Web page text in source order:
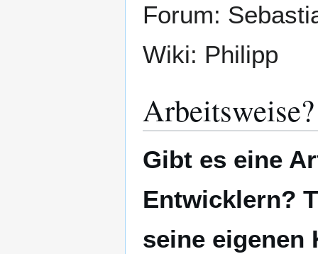
Forum:
Wiki: Philipp
Arbeitsweise?
Gibt es eine
Entwicklern?
seine eigenen